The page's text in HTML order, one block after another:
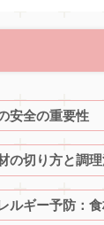
安全の重要性
の切り方と調
ルギー予防：